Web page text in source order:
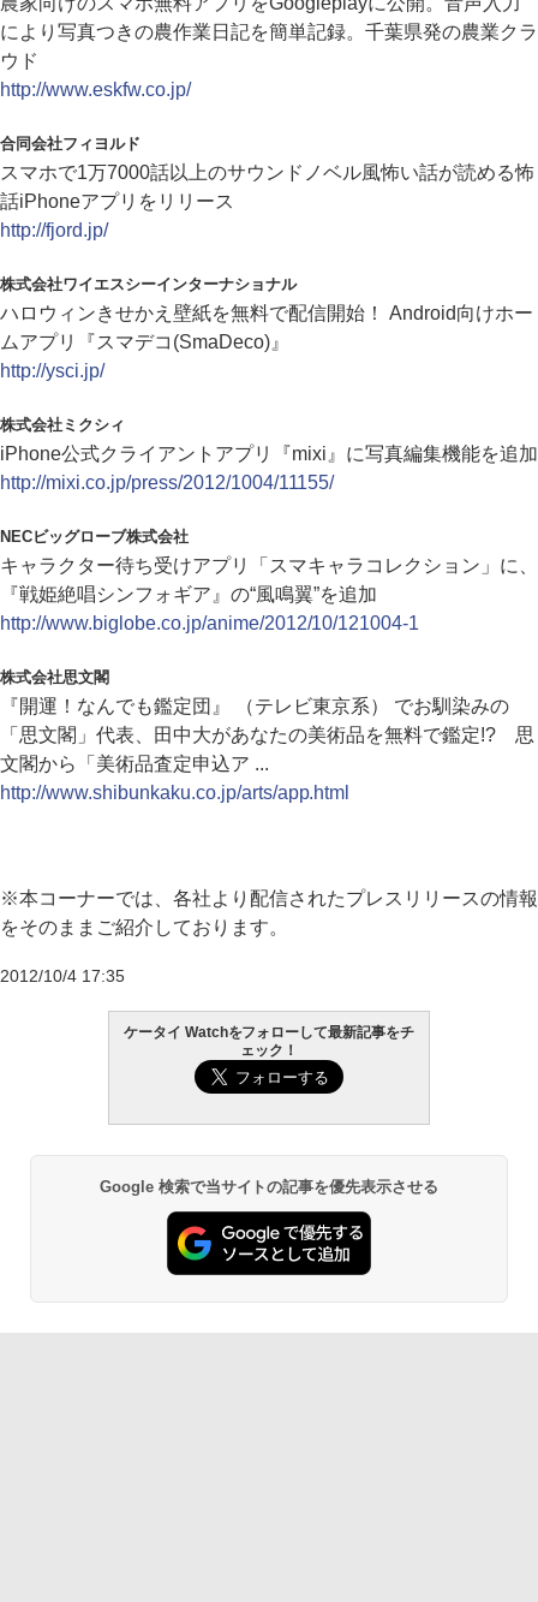
により写真つきの農作業日記を簡単記録。千葉県発の農業クラ
ウド
http://www.eskfw.co.jp/
合同会社フィヨルド
スマホで1万7000話以上のサウンドノベル風怖い話が読める怖
話iPhoneアプリをリリース
http://fjord.jp/
株式会社ワイエスシーインターナショナル
ハロウィンきせかえ壁紙を無料で配信開始！ Android向けホー
ムアプリ『スマデコ(SmaDeco)』
http://ysci.jp/
株式会社ミクシィ
iPhone公式クライアントアプリ『mixi』に写真編集機能を追加
http://mixi.co.jp/press/2012/1004/11155/
NECビッグローブ株式会社
キャラクター待ち受けアプリ「スマキャラコレクション」に、
『戦姫絶唱シンフォギア』の“風鳴翼”を追加
http://www.biglobe.co.jp/anime/2012/10/121004-1
株式会社思文閣
『開運！なんでも鑑定団』 （テレビ東京系） でお馴染みの
「思文閣」代表、田中大があなたの美術品を無料で鑑定!? 思
文閣から「美術品査定申込ア ...
http://www.shibunkaku.co.jp/arts/app.html
※本コーナーでは、各社より配信されたプレスリリースの情報
をそのままご紹介しております。
2012/10/4 17:35
ケータイ Watchをフォローして最新記事をチ
ェック！
Google 検索で当サイトの記事を優先表示させる